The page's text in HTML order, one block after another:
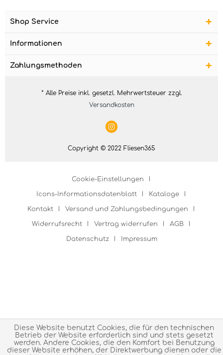
Shop Service
Informationen
Zahlungsmethoden
* Alle Preise inkl. gesetzl. Mehrwertsteuer zzgl.
Versandkosten
Copyright © 2022 Fliesen365
Cookie-Einstellungen
Icons-Informationsdatenblatt Kataloge
Kontakt Versand und Zahlungsbedingungen
Widerrufsrecht Vertrag widerrufen AGB
Datenschutz Impressum
Diese Website benutzt Cookies, die für den technischen
Betrieb der Website erforderlich sind und stets gesetzt
werden. Andere Cookies, die den Komfort bei Benutzung
dieser Website erhöhen, der Direktwerbung dienen oder die